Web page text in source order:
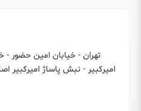
امیرکبیر - نبش پاساژ امیرکبیر